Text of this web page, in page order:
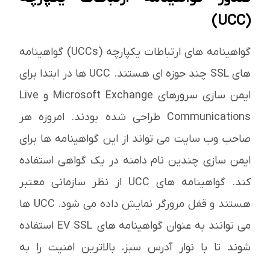
(UCC)
گواهینامه های ارتباطات یکپارچه (UCCs) گواهینامه
های SSL چند حوزه ای هستند. UCC ها در ابتدا برای
ایمن سازی سرورهای Microsoft Exchange و Live
Communications طراحی شده بودند. امروزه هر
صاحب وب سایت می تواند از این گواهینامه ها برای
ایمن سازی چندین نام دامنه در یک گواهی استفاده
کند. گواهینامه های UCC از نظر سازمانی معتبر
هستند و قفل مرورگر نمایش داده می شود. UCC ها
می توانند به عنوان گواهینامه های EV SSL استفاده
شوند تا با نوار آدرس سبز، بالاترین امنیت را به